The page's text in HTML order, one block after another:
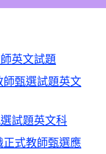
英文試題
師甄選試題英文
試題英文科
正式教師甄選應